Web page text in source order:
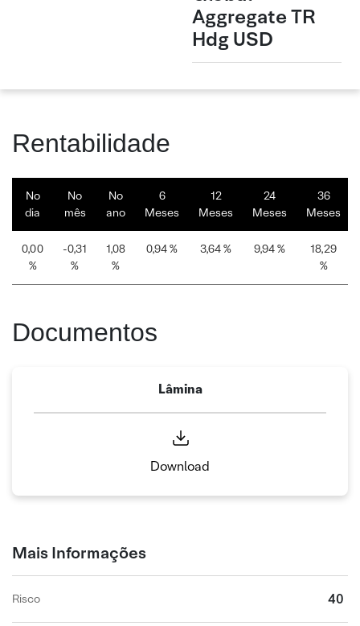
Aggregate TR
Hdg USD
Rentabilidade
No
dia
No
mês
No
ano
6
Meses
12
Meses
24
Meses
36
Meses
0,00
%
-0,31
%
1,08
%
0,94 % 3,64 % 9,94 %
18,29
%
Documentos
Lâmina
Download
Mais Informações
Risco 40